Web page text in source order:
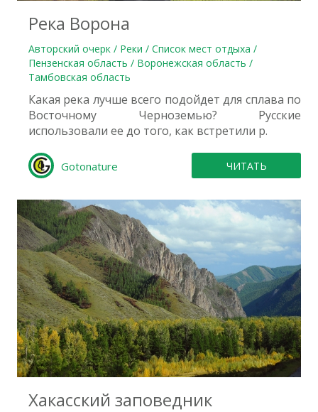
Река Ворона
Авторский очерк / Реки / Список мест отдыха /
Пензенская область / Воронежская область /
Тамбовская область
Какая река лучше всего подойдет для сплава по
Восточному Черноземью? Русские
использовали ее до того, как встретили р.
Gotonature ЧИТАТЬ
0
Хакасский заповедник